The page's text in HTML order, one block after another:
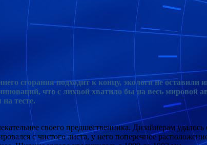
сгорания подходит к концу, экологи не
что с лихвой хватило бы на весь мировой
тесте.
своего предшественника. Дизайнерам
с чистого листа, у него поперечное